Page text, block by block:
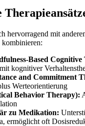
hervorragend mit
Based Cognitive
kognitiver
and Commitment
Werteorientierung
Behavior Therapy):
zu Medikation:
ermöglicht oft